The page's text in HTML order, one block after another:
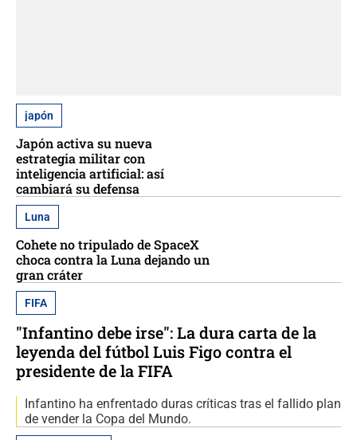
japón
Japón activa su nueva
estrategia militar con
inteligencia artificial: así
cambiará su defensa
Luna
Cohete no tripulado de SpaceX
choca contra la Luna dejando un
gran cráter
FIFA
"Infantino debe irse": La dura carta de la
leyenda del fútbol Luis Figo contra el
presidente de la FIFA
Infantino ha enfrentado duras críticas tras el fallido plan
de vender la Copa del Mundo.